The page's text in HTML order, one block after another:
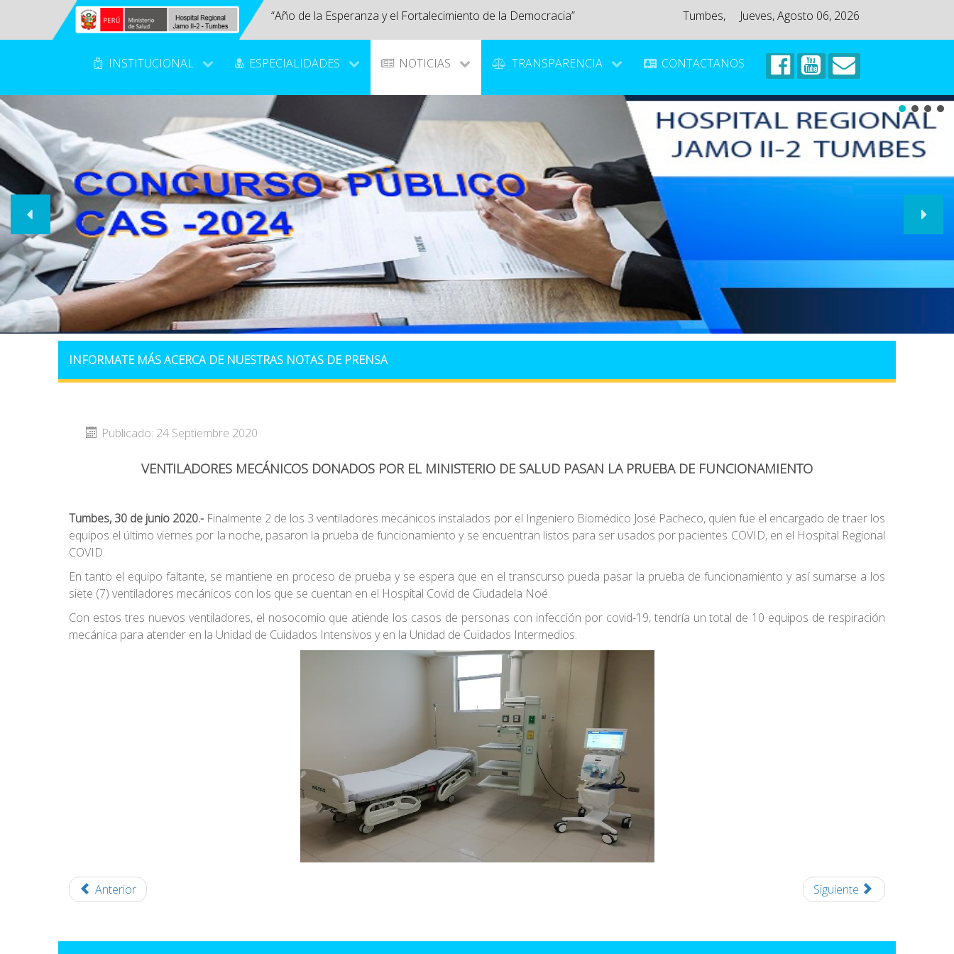
“Año de la Esperanza y el Fortalecimiento de la Democracia” Tumbes, Jueves, Agosto 06, 2026
INSTITUCIONAL ESPECIALIDADES NOTICIAS TRANSPARENCIA CONTACTANOS
INFORMATE MÁS ACERCA DE NUESTRAS NOTAS DE PRENSA
Publicado: 24 Septiembre 2020
VENTILADORES MECÁNICOS DONADOS POR EL MINISTERIO DE SALUD PASAN LA PRUEBA DE FUNCIONAMIENTO
Tumbes, 30 de junio 2020.- Finalmente 2 de los 3 ventiladores mecánicos instalados por el Ingeniero Biomédico José Pacheco, quien fue el encargado de traer los
equipos el último viernes por la noche, pasaron la prueba de funcionamiento y se encuentran listos para ser usados por pacientes COVID, en el Hospital Regional
COVID.
En tanto el equipo faltante, se mantiene en proceso de prueba y se espera que en el transcurso pueda pasar la prueba de funcionamiento y así sumarse a los
siete (7) ventiladores mecánicos con los que se cuentan en el Hospital Covid de Ciudadela Noé.
Con estos tres nuevos ventiladores, el nosocomio que atiende los casos de personas con infección por covid-19, tendría un total de 10 equipos de respiración
mecánica para atender en la Unidad de Cuidados Intensivos y en la Unidad de Cuidados Intermedios.
Anterior Siguiente